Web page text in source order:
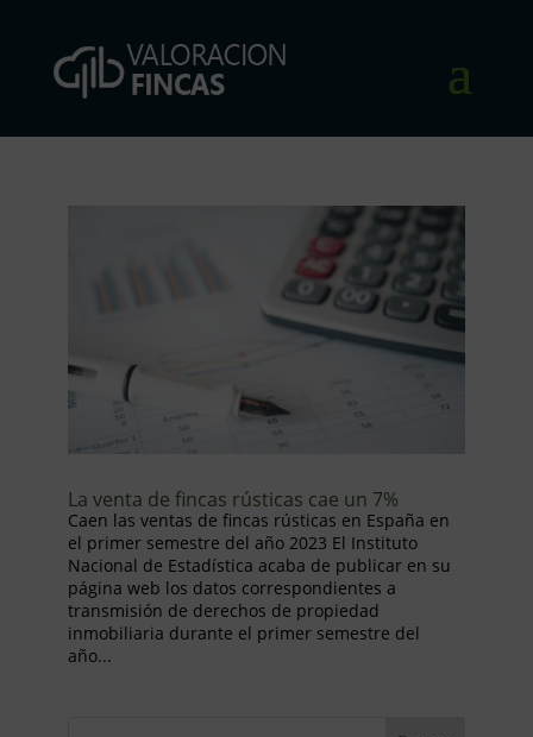
La venta de fincas rústicas cae un 7%
Caen las ventas de fincas rústicas en España en
el primer semestre del año 2023 El Instituto
Nacional de Estadística acaba de publicar en su
página web los datos correspondientes a
transmisión de derechos de propiedad
inmobiliaria durante el primer semestre del
año...